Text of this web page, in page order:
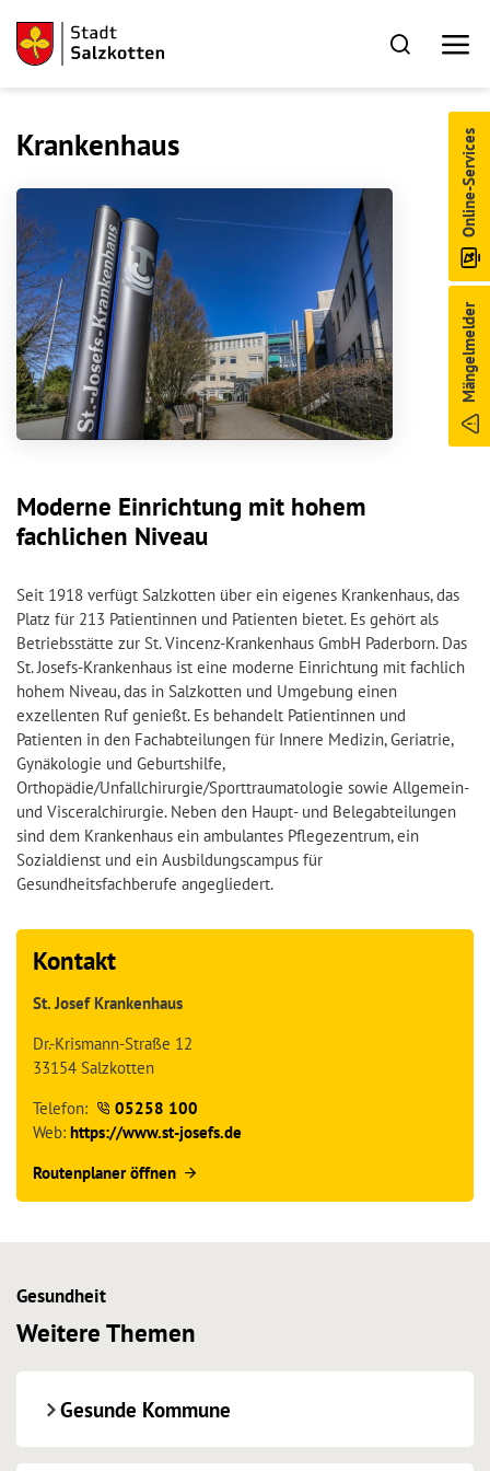
Mängelmelder
Online-Services
Krankenhaus
Moderne Einrichtung mit hohem
fachlichen Niveau
Seit 1918 verfügt Salzkotten über ein eigenes Krankenhaus, das
Platz für 213 Patientinnen und Patienten bietet. Es gehört als
Betriebsstätte zur St. Vincenz-Krankenhaus GmbH Paderborn. Das
St. Josefs-Krankenhaus ist eine moderne Einrichtung mit fachlich
hohem Niveau, das in Salzkotten und Umgebung einen
exzellenten Ruf genießt. Es behandelt Patientinnen und
Patienten in den Fachabteilungen für Innere Medizin, Geriatrie,
Gynäkologie und Geburtshilfe,
Orthopädie/Unfallchirurgie/Sporttraumatologie sowie Allgemein-
und Visceralchirurgie. Neben den Haupt- und Belegabteilungen
sind dem Krankenhaus ein ambulantes Pflegezentrum, ein
Sozialdienst und ein Ausbildungscampus für
Gesundheitsfachberufe angegliedert.
Kontakt
St. Josef Krankenhaus
Dr.-Krismann-Straße 12
33154 Salzkotten
Telefon:
05258 100
Web: https://www.st-josefs.de
Routenplaner öffnen
Gesundheit
Weitere Themen
Gesunde Kommune